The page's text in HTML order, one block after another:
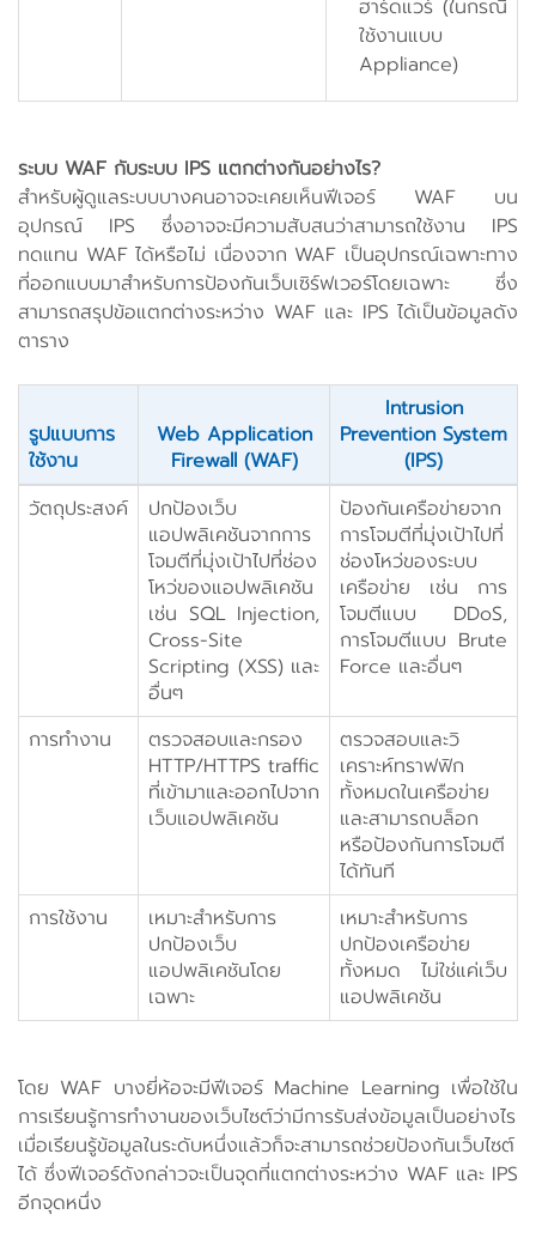
ฮาร์ดแวร์ (ในกรณี
ใช้งานแบบ
Appliance)
ระบบ WAF กับระบบ IPS แตกต่างกันอย่างไร?
สำหรับผู้ดูแลระบบบางคนอาจจะเคยเห็นฟีเจอร์ WAF บน
อุปกรณ์ IPS ซึ่งอาจจะมีความสับสนว่าสามารถใช้งาน IPS
ทดแทน WAF ได้หรือไม่ เนื่องจาก WAF เป็นอุปกรณ์เฉพาะทาง
ที่ออกแบบมาสำหรับการป้องกันเว็บเซิร์ฟเวอร์โดยเฉพาะ ซึ่ง
สามารถสรุปข้อแตกต่างระหว่าง WAF และ IPS ได้เป็นข้อมูลดัง
ตาราง
รูปแบบการ
ใช้งาน
Web Application
Firewall (WAF)
Intrusion
Prevention System
(IPS)
วัตถุประสงค์
ปกป้องเว็บ
แอปพลิเคชันจากการ
โจมตีที่มุ่งเป้าไปที่ช่อง
โหว่ของแอปพลิเคชัน
เช่น SQL Injection,
Cross-Site
Scripting (XSS) และ
อื่นๆ
ป้องกันเครือข่ายจาก
การโจมตีที่มุ่งเป้าไปที่
ช่องโหว่ของระบบ
เครือข่าย เช่น การ
โจมตีแบบ DDoS,
การโจมตีแบบ Brute
Force และอื่นๆ
การทำงาน
ตรวจสอบและกรอง
HTTP/HTTPS traffic
ที่เข้ามาและออกไปจาก
เว็บแอปพลิเคชัน
ตรวจสอบและวิ
เคราะห์ทราฟฟิก
ทั้งหมดในเครือข่าย
และสามารถบล็อก
หรือป้องกันการโจมตี
ได้ทันที
การใช้งาน
เหมาะสำหรับการ
ปกป้องเว็บ
แอปพลิเคชันโดย
เฉพาะ
เหมาะสำหรับการ
ปกป้องเครือข่าย
ทั้งหมด ไม่ใช่แค่เว็บ
แอปพลิเคชัน
โดย WAF บางยี่ห้อจะมีฟีเจอร์ Machine Learning เพื่อใช้ใน
การเรียนรู้การทำงานของเว็บไซต์ว่ามีการรับส่งข้อมูลเป็นอย่างไร
เมื่อเรียนรู้ข้อมูลในระดับหนึ่งแล้วก็จะสามารถช่วยป้องกันเว็บไซต์
ได้ ซึ่งฟีเจอร์ดังกล่าวจะเป็นจุดที่แตกต่างระหว่าง WAF และ IPS
อีกจุดหนึ่ง